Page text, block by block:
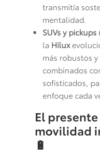
transmitía
mentalidad.
SUVs y
la Hilux
más robustos y
combinados
sofisticados,
enfoque cada
El
movilidad
🔋